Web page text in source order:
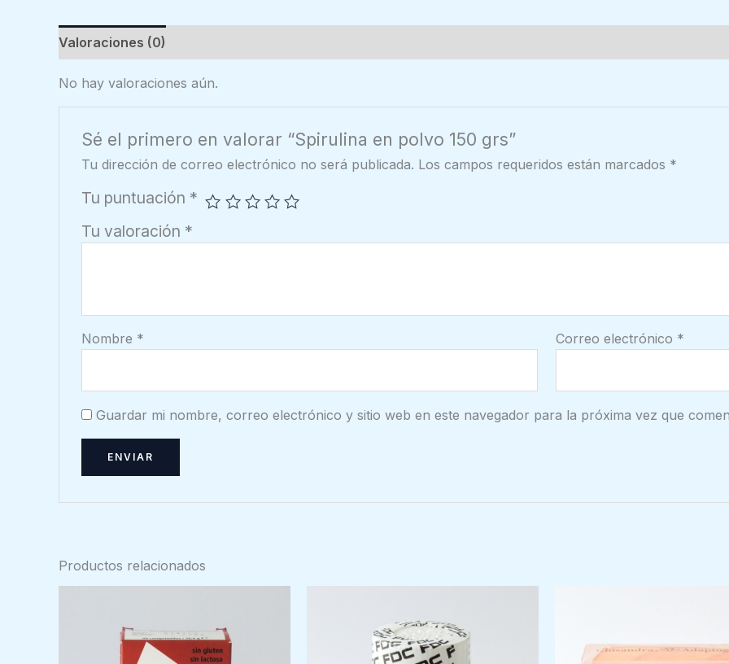
Valoraciones (0)
No hay valoraciones aún.
Sé el primero en valorar “Spirulina en polvo 150 grs”
Tu dirección de correo electrónico no será publicada. Los campos requeridos están marcados *
Tu puntuación *
Tu valoración *
Nombre * Correo electrónico *
Guardar mi nombre, correo electrónico y sitio web en este navegador para la próxima vez que
Productos relacionados